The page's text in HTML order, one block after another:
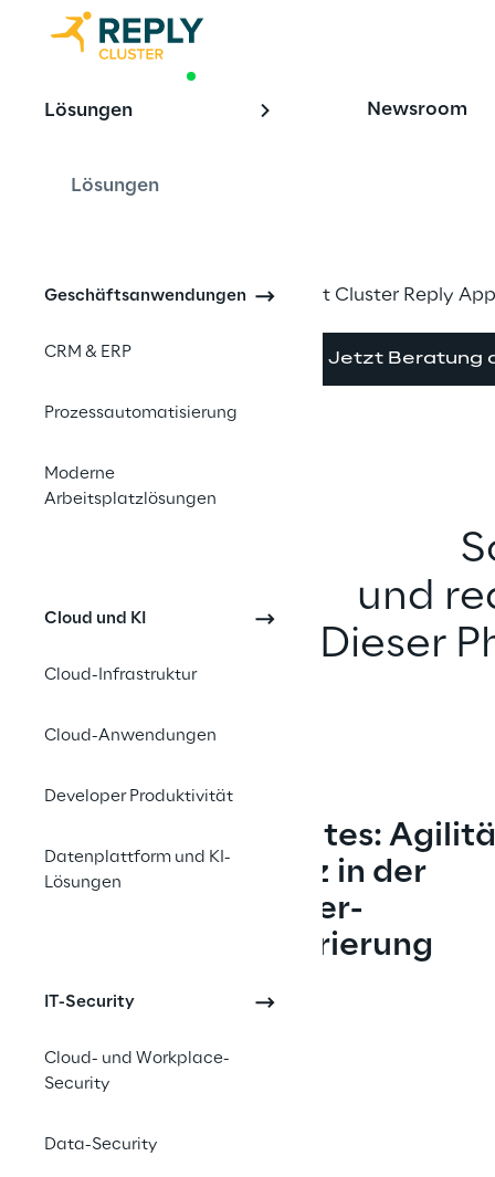
Lösungen
Lösungen
Geschäftsanwendungen
CRM & ERP
Prozessautomatisierung
Moderne
Arbeitsplatzlösungen
Cloud und KI
Cloud-Infrastruktur
Cloud-Anwendungen
Developer Produktivität
Datenplattform und KI-
Lösungen
IT-Security
Cloud- und Workplace-
Security
Data-Security
Newsroom
Azure
Mit Cluster Reply
Jetzt Beratung
und
Dieser
Kubernetes:
Effizienz in der
Container-
Orchestrierung